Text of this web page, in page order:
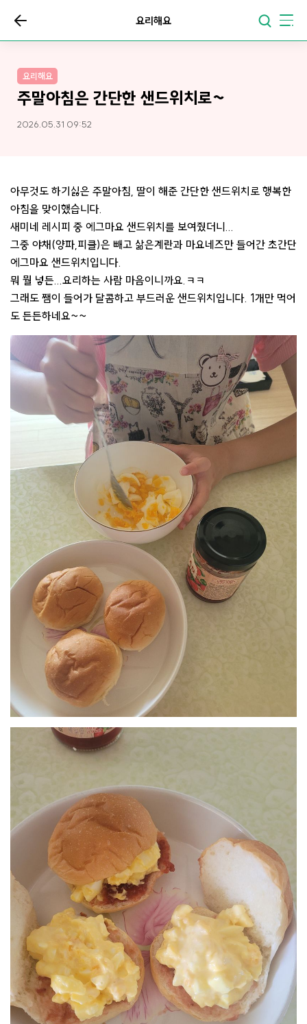
요리해요
요리해요
주말아침은 간단한 샌드위치로~
2026.05.31 09:52
아무것도 하기싫은 주말아침, 딸이 해준 간단한 샌드위치로 행복한
아침을 맞이했습니다.
새미네 레시피 중 에그마요 샌드위치를 보여줬더니...
그중 야채(양파,피클)은 빼고 삶은계란과 마요네즈만 들어간 초간단
에그마요 샌드위치입니다.
뭐 뭘 넣든...요리하는 사람 마음이니까요.ㅋㅋ
그래도 쨈이 들어가 달콤하고 부드러운 샌드위치입니다. 1개만 먹어
도 든든하네요~~